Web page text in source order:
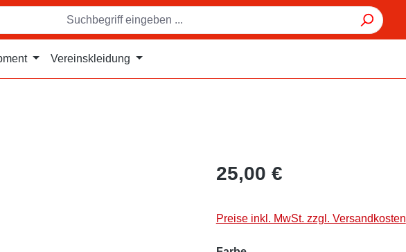
Vereinskleidung
25,00 €
Preise inkl. MwSt. zzgl. Versandkosten